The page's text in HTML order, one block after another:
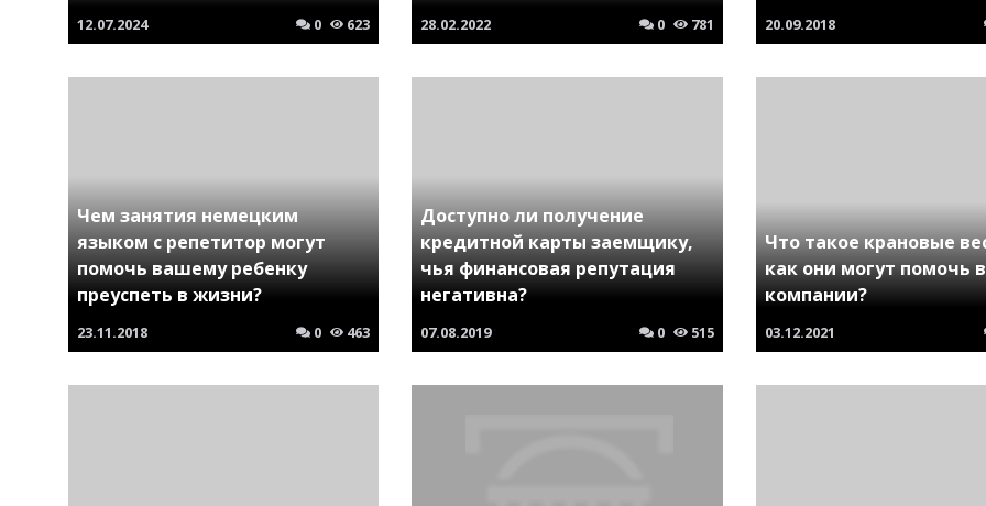
12.07.2024 0 623 28.02.2022 0 781 20.09.2018
Чем занятия немецким
языком с репетитор могут
помочь вашему ребенку
преуспеть в жизни?
23.11.2018 0 463
Доступно ли получение
кредитной карты заемщику,
чья финансовая репутация
негативна?
07.08.2019 0 515
Что такое крановые
как они могут помочь
компании?
03.12.2021